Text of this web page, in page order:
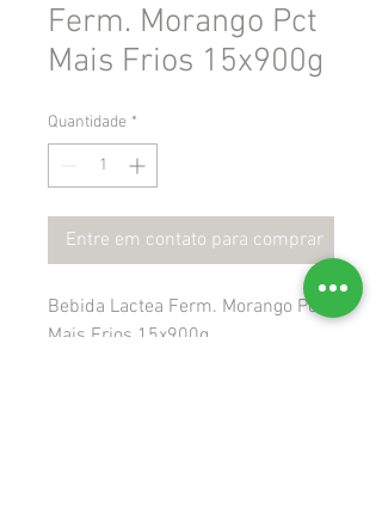
Ferm. Morango Pct
Mais Frios 15x900g
Quantidade *
Entre em contato para comprar
Bebida Lactea Ferm. Morango Pct
Mais Frios 15x900g